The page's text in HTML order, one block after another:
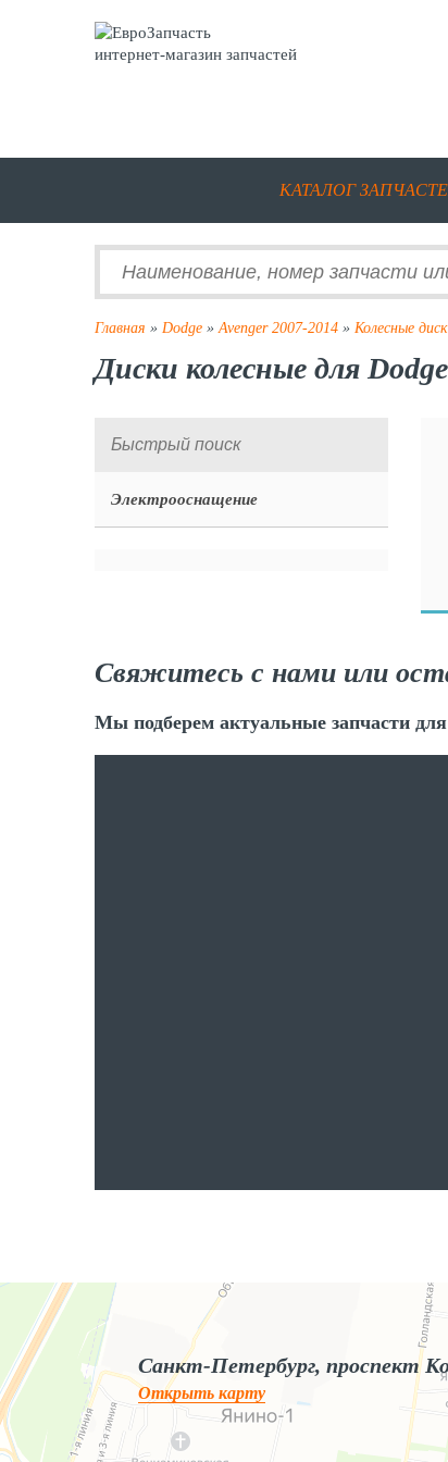
интернет-магазин запчастей
КАТАЛОГ
Главная » Dodge »Avenger 2007-2014 » Колесные
Диски колесные для
Электрооснащение
Свяжитесь с нами или
Мы подберем актуальные запчасти
Яндекс.Карты
Яндекс.Карты — поиск мест и адресов, городской транспорт
Санкт-Петербург, проспект
Открыть карту